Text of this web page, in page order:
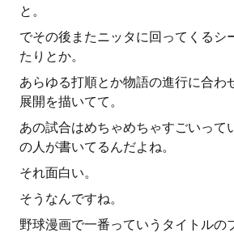
と。
でその後またニッタに回ってくるシ
たりとか。
あらゆる打順とか物語の進行に合わ
展開を描いてて。
あの試合はめちゃめちゃすごいって
の人が書いてるんだよね。
それ面白い。
そうなんですね。
野球漫画で一番っていうタイトルの